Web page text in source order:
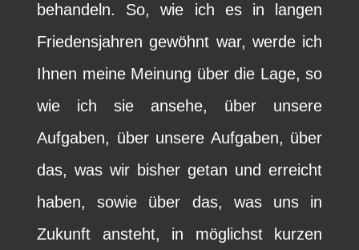
behandeln. So, wie ich es in langen
Friedensjahren gewöhnt war, werde ich
Ihnen meine Meinung über die Lage, so
wie ich sie ansehe, über unsere
Aufgaben, über unsere Aufgaben, über
das, was wir bisher getan und erreicht
haben, sowie über das, was uns in
Zukunft ansteht, in möglichst kurzen